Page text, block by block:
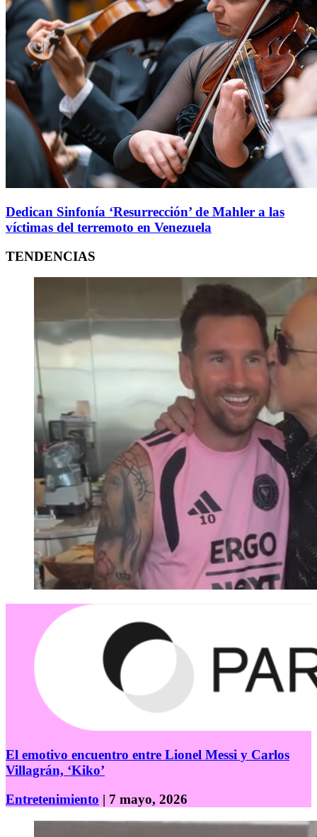
Dedican Sinfonía ‘Resurrección’ de Mahler a las
víctimas del terremoto en Venezuela
TENDENCIAS
El emotivo encuentro entre Lionel Messi y Carlos
Villagrán, ‘Kiko’
Entretenimiento | 7 mayo, 2026